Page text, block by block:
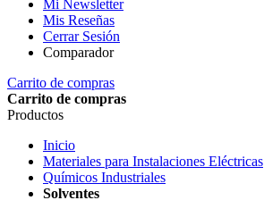
Mi Newsletter
Mis Reseñas
Cerrar Sesión
Comparador
Carrito de compras
Carrito de compras
Productos
Inicio
Materiales para Instalaciones Eléctricas
Químicos Industriales
Solventes